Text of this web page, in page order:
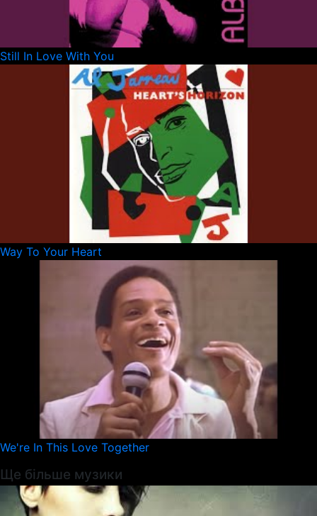
Still In Love With You
Way To Your Heart
We're In This Love Together
Ще більше музики